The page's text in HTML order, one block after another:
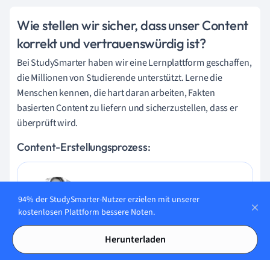
Wie stellen wir sicher, dass unser Content
korrekt und vertrauenswürdig ist?
Bei StudySmarter haben wir eine Lernplattform geschaffen,
die Millionen von Studierende unterstützt. Lerne die
Menschen kennen, die hart daran arbeiten, Fakten
basierten Content zu liefern und sicherzustellen, dass er
überprüft wird.
Content-Erstellungsprozess:
Digital Content Specialist
Lily Hulatt ist Digital Content Specialist mit über drei
Jahren Erfahrung in Content-Strategie und Curriculum-
94% der StudySmarter-Nutzer erzielen mit unserer
kostenlosen Plattform bessere Noten.
Herunterladen